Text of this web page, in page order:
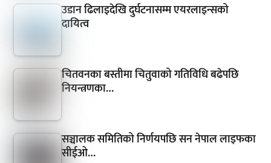
उडान ढिलाइदेखि दुर्घटनासम्म एयरलाइन्सको
दायित्व
चितवनका बस्तीमा चितुवाको गतिविधि बढेपछि
नियन्त्रणका…
सञ्चालक समितिको निर्णयपछि सन नेपाल लाइफका
सीईओ…